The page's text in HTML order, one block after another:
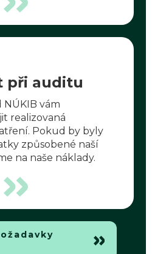
při auditu
NÚKIB vám
realizovaná
Pokud by byly
způsobené naší
na naše náklady.